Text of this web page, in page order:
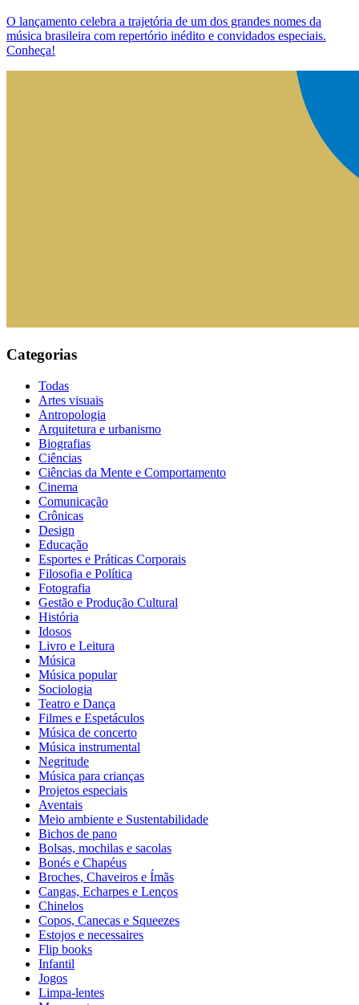
O lançamento celebra a trajetória de um dos grandes nomes da
música brasileira com repertório inédito e convidados especiais.
Conheça!
Categorias
Todas
Artes visuais
Antropologia
Arquitetura e urbanismo
Biografias
Ciências
Ciências da Mente e Comportamento
Cinema
Comunicação
Crônicas
Design
Educação
Esportes e Práticas Corporais
Filosofia e Política
Fotografia
Gestão e Produção Cultural
História
Idosos
Livro e Leitura
Música
Música popular
Sociologia
Teatro e Dança
Filmes e Espetáculos
Música de concerto
Música instrumental
Negritude
Música para crianças
Projetos especiais
Aventais
Meio ambiente e Sustentabilidade
Bichos de pano
Bolsas, mochilas e sacolas
Bonés e Chapéus
Broches, Chaveiros e Ímãs
Cangas, Echarpes e Lenços
Chinelos
Copos, Canecas e Squeezes
Estojos e necessaires
Flip books
Infantil
Jogos
Limpa-lentes